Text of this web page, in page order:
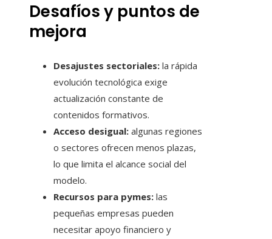
Desafíos y puntos de
mejora
Desajustes sectoriales: la rápida
evolución tecnológica exige
actualización constante de
contenidos formativos.
Acceso desigual: algunas regiones
o sectores ofrecen menos plazas,
lo que limita el alcance social del
modelo.
Recursos para pymes: las
pequeñas empresas pueden
necesitar apoyo financiero y